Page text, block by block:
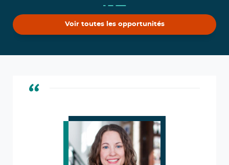
Voir toutes les opportunités